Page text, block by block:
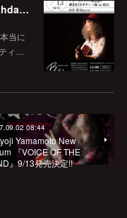
2026/9/13(日)は、松江MUSIC BAR Birthdayでアコースティック弾き語り弾きまくりギター三昧♪
当に
ィ…
08:44
Yamamoto New
『VOICE OF THE
』9/13発売決定!!